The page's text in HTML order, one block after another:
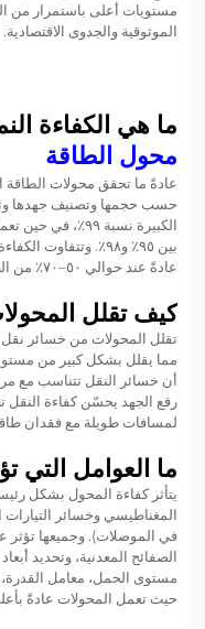
مستويات أعلى باستمرار من
الموثوقية والجدوى الاقتصادية.
ما هي الكفاءة
محول الطاقة
حسب حجمها وتصنيف جهدها
الكبيرة نسبة
بين ٩٥٪ و٩٨٪.
عادةً عند حوالي ٥٠–٧٠٪ من الحمل المُصنَّف.
كيف تقلل
تقلل المحولات من خسائر
مما يقلل بشكل كبير من
رفع الجهد يحسّن كفاءة النقل
لمسافات طويلة مع فقدان
ما العوامل التي
يتأثر كفاءة المحول بشكل
المغناطيسي وخسائر التيارات
في الموصلات). وجميعها تؤثر
الصفائح المعدنية، وتحديد
مستوى الحمل، معامل القدرة،
حيث تعمل المحولات عادةً